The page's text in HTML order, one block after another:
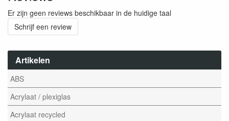
Artikelen
ABS
Acrylaat / plexiglas
Acrylaat recycled
Er zijn geen reviews beschikbaar in de huidige taal
Schrijf een review